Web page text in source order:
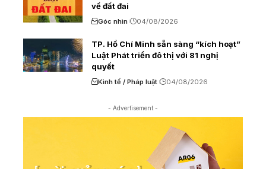
về đất đai
Góc nhìn 04/08/2026
TP. Hồ Chí Minh sẵn sàng “kích hoạt”
Luật Phát triển đô thị với 81 nghị
quyết
Kinh tế / Pháp luật 04/08/2026
- Advertisement -